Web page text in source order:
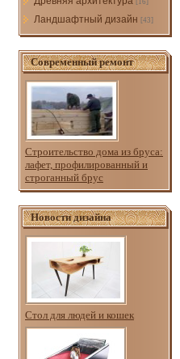
Ландшафтный дизайн [43]
Современный ремонт
Строительство дома из бруса:
лафет, профилированный и
строганный брус
Новости дизайна
Стол для людей и кошек